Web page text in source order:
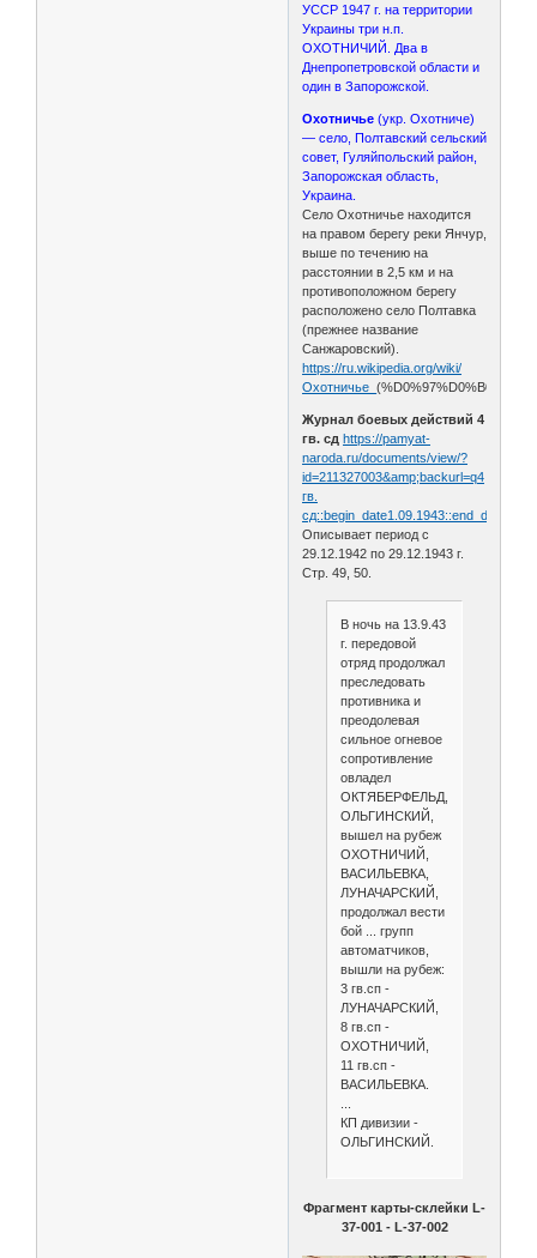
УССР 1947 г. на территории
Украины три н.п.
ОХОТНИЧИЙ. Два в
Днепропетровской области и
один в Запорожской.
Охотничье (укр. Охотниче)
— село, Полтавский сельский
совет, Гуляйпольский район,
Запорожская область,
Украина.
Село Охотничье находится
на правом берегу реки Янчур,
выше по течению на
расстоянии в 2,5 км и на
противоположном берегу
расположено село Полтавка
(прежнее название
Санжаровский).
https://ru.wikipedia.org/wiki/
Охотничье_
Журнал боевых действий 4
гв. сд https://pamyat-
naroda.ru/documents/view/?
id=211327003&amp;backurl=q4
гв.
Описывает период с
29.12.1942 по 29.12.1943 г.
Стр. 49, 50.
В ночь на 13.9.43
г. передовой
отряд продолжал
преследовать
противника и
преодолевая
сильное огневое
сопротивление
овладел
ОКТЯБЕРФЕЛЬД,
ОЛЬГИНСКИЙ,
вышел на рубеж
ОХОТНИЧИЙ,
ВАСИЛЬЕВКА,
ЛУНАЧАРСКИЙ,
продолжал вести
бой ... групп
автоматчиков,
вышли на рубеж:
3 гв.сп -
ЛУНАЧАРСКИЙ,
8 гв.сп -
ОХОТНИЧИЙ,
11 гв.сп -
ВАСИЛЬЕВКА.
КП дивизии -
ОЛЬГИНСКИЙ.
Фрагмент карты-склейки L-
37-001 - L-37-002